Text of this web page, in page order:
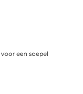
een soepel